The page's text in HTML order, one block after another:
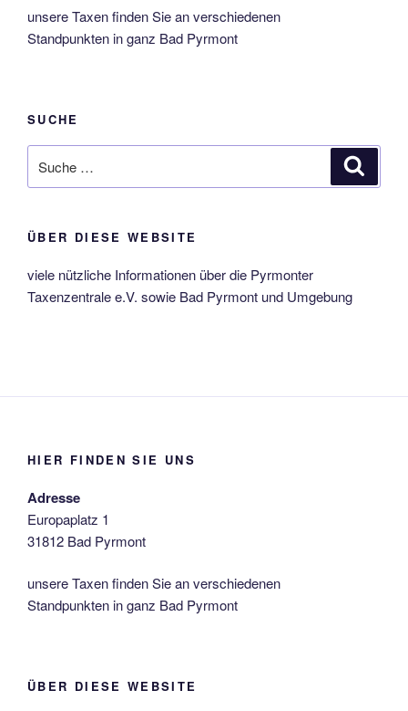
unsere Taxen finden Sie an verschiedenen
Standpunkten in ganz Bad Pyrmont
SUCHE
nach:
ÜBER DIESE WEBSITE
viele nützliche Informationen über die Pyrmonter
Taxenzentrale e.V. sowie Bad Pyrmont und Umgebung
HIER FINDEN SIE UNS
Adresse
Europaplatz 1
31812 Bad Pyrmont
unsere Taxen finden Sie an verschiedenen
Standpunkten in ganz Bad Pyrmont
ÜBER DIESE WEBSITE